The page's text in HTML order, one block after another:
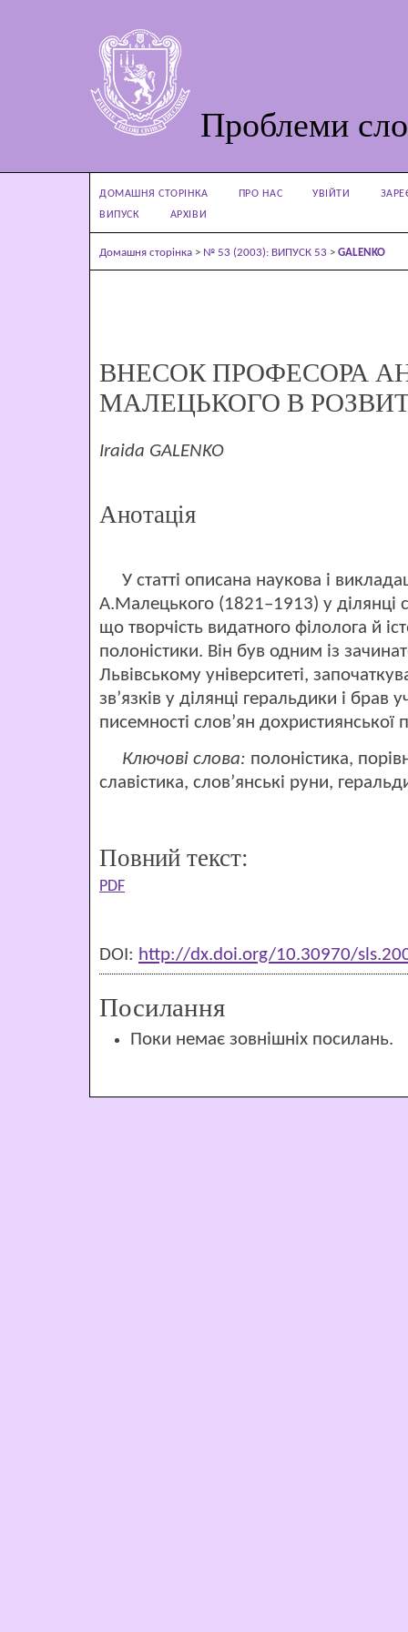
Проблеми
ДОМАШНЯ СТОРІНКА ПРО НАС УВІЙТИ
ВИПУСК
АРХІВИ
Домашня сторінка > № 53 (2003): ВИПУСК 53 > GALENKO
ВНЕСОК ПРОФЕСОРА
МАЛЕЦЬКОГО В
Iraida GALENKO
Анотація
У статті описана наукова і
А.Малецького (1821–1913) у ділянці
що творчість видатного філолога й
полоністики. Він був одним із
Львівському університеті,
зв’язків у ділянці геральдики і брав
писемності слов’ян дохристиянської
Ключові слова: полоністика,
славістика, слов’янські руни,
Повний текст:
PDF
DOI: http://dx.doi.org/10.30970/
Посилання
Поки немає зовнішніх посилань.